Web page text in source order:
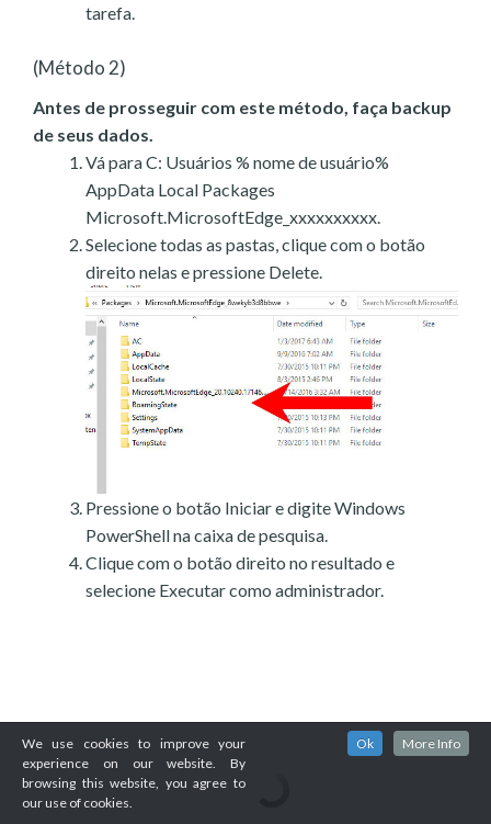
tarefa.
(Método 2)
Antes de prosseguir com este método, faça backup
de seus dados.
Vá para C: Usuários % nome de usuário%
AppData Local Packages
Microsoft.MicrosoftEdge_xxxxxxxxxx.
Selecione todas as pastas, clique com o botão
direito nelas e pressione Delete.
Pressione o botão Iniciar e digite Windows
PowerShell na caixa de pesquisa.
Clique com o botão direito no resultado e
selecione Executar como administrador.
We use cookies to improve your
experience on our website. By
browsing this website, you agree to
our use of cookies.
Ok More Info